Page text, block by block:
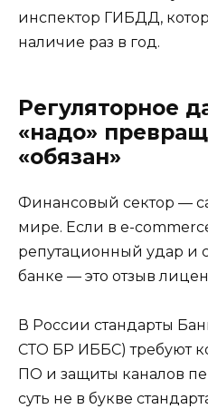
инспектор ГИБДД,
наличие раз в год.
Регуляторное
«надо»
«обязан»
Финансовый сектор —
мире. Если в e-
репутационный удар и
банке — это отзыв
В России стандарты
СТО БР ИББС) требуют
ПО и защиты каналов
суть не в букве